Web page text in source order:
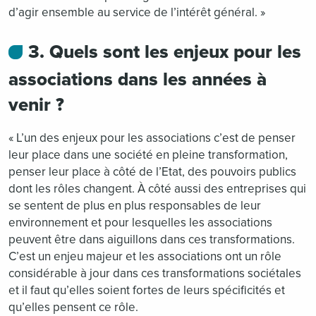
d’agir ensemble au service de l’intérêt général. »
3. Quels sont les enjeux pour les
associations dans les années à
venir ?
« L’un des enjeux pour les associations c’est de penser
leur place dans une société en pleine transformation,
penser leur place à côté de l’Etat, des pouvoirs publics
dont les rôles changent. À côté aussi des entreprises qui
se sentent de plus en plus responsables de leur
environnement et pour lesquelles les associations
peuvent être dans aiguillons dans ces transformations.
C’est un enjeu majeur et les associations ont un rôle
considérable à jour dans ces transformations sociétales
et il faut qu’elles soient fortes de leurs spécificités et
qu’elles pensent ce rôle.